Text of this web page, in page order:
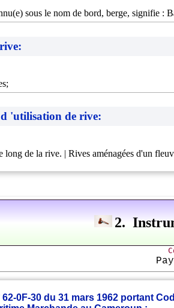
sous le nom de bord, berge, signifie :
'utilisation de rive:
long de la rive. | Rives aménagées d'un
2.
0F-30 du 31 mars 1962 portant